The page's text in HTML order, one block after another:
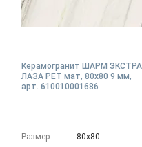
Керамогранит ШАРМ ЭКСТРА
ЛАЗА РЕТ мат, 80x80 9 мм,
арт. 610010001686
Размер
80х80